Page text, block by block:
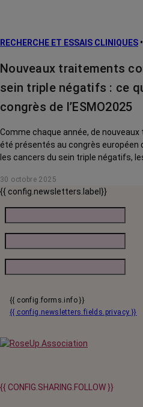
RECHERCHE ET ESSAIS CLINIQUES •
Nouveaux traitements
sein triple négatifs : ce
congrès de l’ESMO2025
Comme chaque année, de
été présentés au congrès européen
les cancers du sein triple négatifs,
Thomas Bachelot, oncologue au
30 octobre 2025
{{ config.newsletters.label}}
{{ config.forms.info }}
{{ config.newsletters.fields.privacy }}
{{ CONFIG.SHARING.FOLLOW }}